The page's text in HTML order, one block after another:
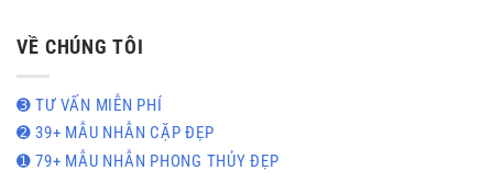
VỀ CHÚNG TÔI
➌ TƯ VẤN MIỄN PHÍ
➋ 39+ MẪU NHẪN CẶP ĐẸP
➊ 79+ MẪU NHẪN PHONG THỦY ĐẸP